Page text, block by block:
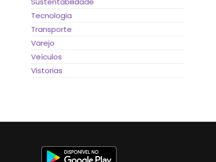
Tecnologia
Transporte
Varejo
Veículos
Vistorias